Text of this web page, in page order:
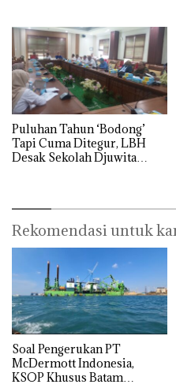
Puluhan Tahun ‘Bodong’
Tapi Cuma Ditegur, LBH
Desak Sekolah Djuwita
Rekomendasi untuk
‎Soal Pengerukan PT
McDermott Indonesia,
KSOP Khusus Batam